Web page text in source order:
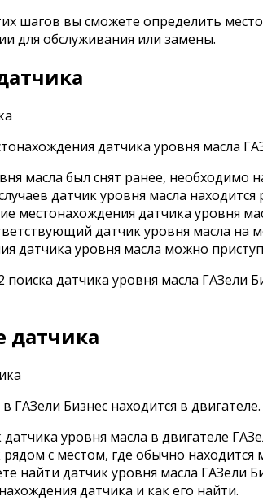
шагов вы сможете определить
для обслуживания или замены.
датчика уровня масла
масла был снят ранее, необходимо
датчик уровня масла
местонахождения датчика уровня
датчик уровня масла
датчика уровня масла можно
датчика уровня масла ГАЗели
датчика
ГАЗели Бизнес находится в
уровня масла в двигателе
с местом, где обычно
найти датчик уровня масла ГАЗели
датчика и как его найти.